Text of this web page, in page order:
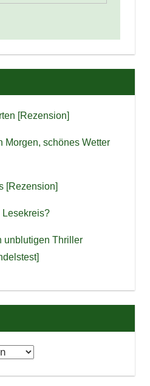
[Rezension]
Morgen, schönes Wetter
[Rezension]
unblutigen Thriller